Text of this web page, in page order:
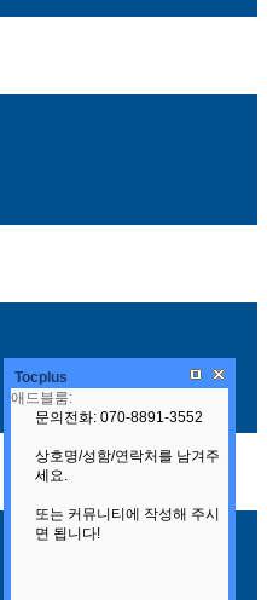
Tocplus